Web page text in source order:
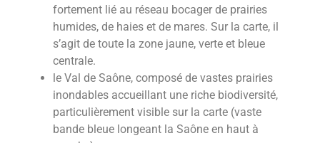
fortement lié au réseau bocager de prairies
humides, de haies et de mares. Sur la carte, il
s’agit de toute la zone jaune, verte et bleue
centrale.
le Val de Saône, composé de vastes prairies
inondables accueillant une riche biodiversité,
particulièrement visible sur la carte (vaste
bande bleue longeant la Saône en haut à